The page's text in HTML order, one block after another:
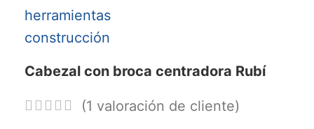
Cabezal con broca centradora Rubí
(1 valoración de cliente)